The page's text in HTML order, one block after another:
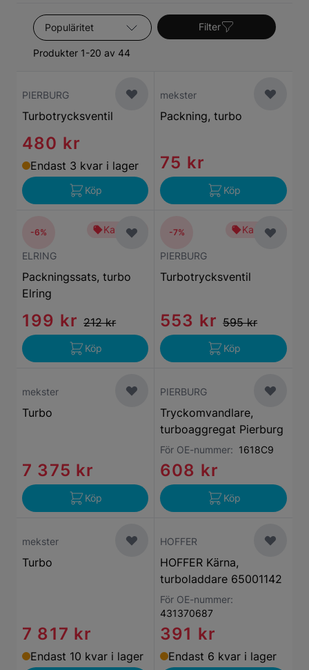
Sortera efter
Produkter 1-20 av 44
Filter
PIERBURG
Turbotrycksventil
480 kr
Endast 3 kvar i lager
Köp
mekster
Packning, turbo
75 kr
Köp
Kampanj
ELRING
Packningssats, turbo
Elring
199 kr 212 kr
-6%
Köp
Kampanj
PIERBURG
Turbotrycksventil
553 kr 595 kr
-7%
Köp
mekster
Turbo
7 375 kr
Köp
PIERBURG
Tryckomvandlare,
turboaggregat Pierburg
För OE-nummer: 1618C9
608 kr
Köp
mekster
Turbo
7 817 kr
Endast 10 kvar i lager
HOFFER
HOFFER Kärna,
turboladdare 65001142
För OE-nummer:
431370687
391 kr
Endast 6 kvar i lager